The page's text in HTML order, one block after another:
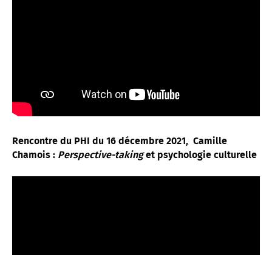
Rencontre du PHI du 16 décembre 2021, Camille
Chamois : Perspective-takinget psychologie culturelle